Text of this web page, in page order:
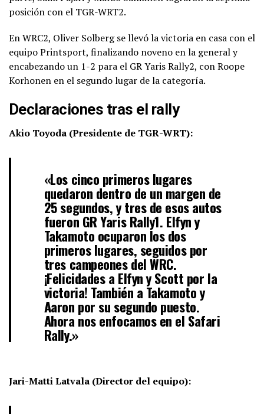
posición con el TGR-WRT2.
En WRC2, Oliver Solberg se llevó la victoria en casa con el
equipo Printsport, finalizando noveno en la general y
encabezando un 1-2 para el GR Yaris Rally2, con Roope
Korhonen en el segundo lugar de la categoría.
Declaraciones tras el rally
Akio Toyoda (Presidente de TGR-WRT):
«Los cinco primeros lugares
quedaron dentro de un margen de
25 segundos, y tres de esos autos
fueron GR Yaris Rally1. Elfyn y
Takamoto ocuparon los dos
primeros lugares, seguidos por
tres campeones del WRC.
¡Felicidades a Elfyn y Scott por la
victoria! También a Takamoto y
Aaron por su segundo puesto.
Ahora nos enfocamos en el Safari
Rally.»
Jari-Matti Latvala (Director del equipo):